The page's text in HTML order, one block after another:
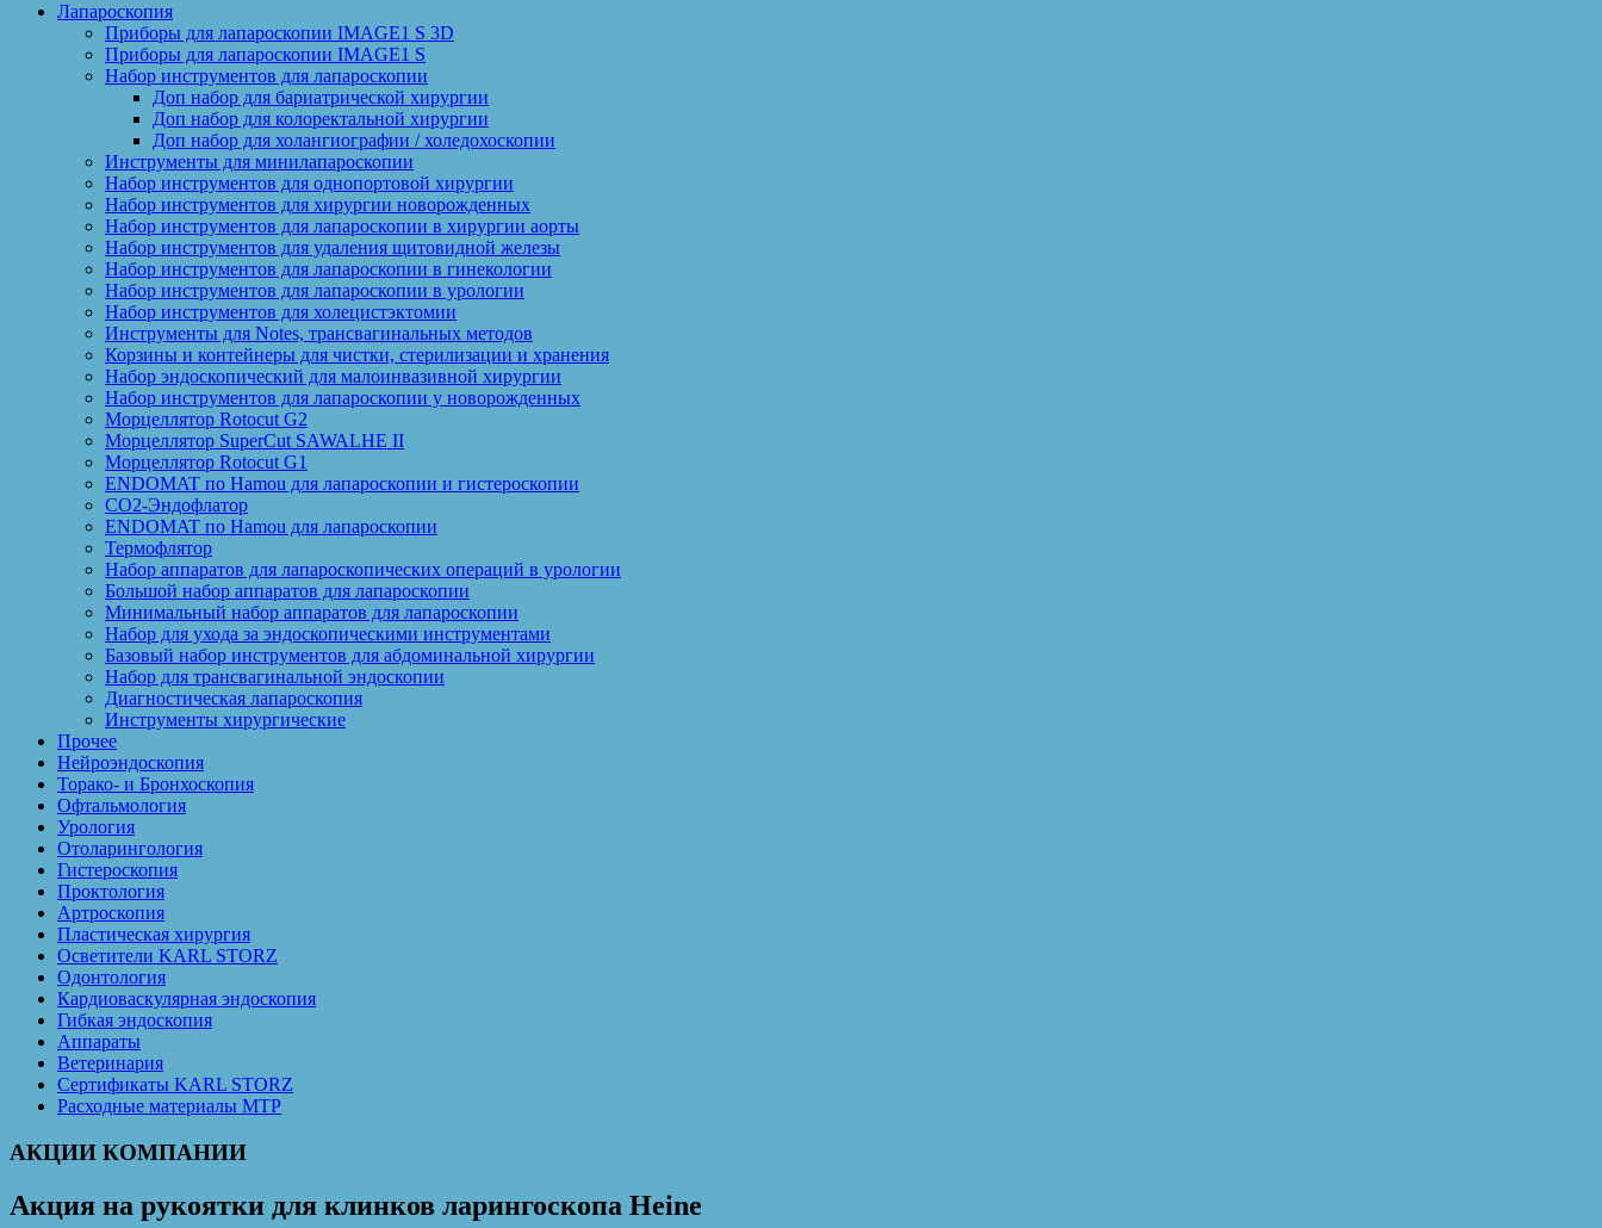
Лапароскопия
Приборы для лапароскопии IMAGE1 S 3D
Приборы для лапароскопии IMAGE1 S
Набор инструментов для лапароскопии
Доп набор для бариатрической хирургии
Доп набор для колоректальной хирургии
Доп набор для холангиографии / холедохоскопии
Инструменты для минилапароскопии
Набор инструментов для однопортовой хирургии
Набор инструментов для хирургии новорожденных
Набор инструментов для лапароскопии в хирургии аорты
Набор инструментов для удаления щитовидной железы
Набор инструментов для лапароскопии в гинекологии
Набор инструментов для лапароскопии в урологии
Набор инструментов для холецистэктомии
Инструменты для Notes, трансвагинальных методов
Корзины и контейнеры для чистки, стерилизации и хранения
Набор эндоскопический для малоинвазивной хирургии
Набор инструментов для лапароскопии у новорожденных
Морцеллятор Rotocut G2
Морцеллятор SuperCut SAWALHE II
Морцеллятор Rotocut G1
ENDOMAT по Hamou для лапароскопии и гистероскопии
CO2-Эндофлатор
ENDOMAT по Hamou для лапароскопии
Термофлятор
Набор аппаратов для лапароскопических операций в урологии
Большой набор аппаратов для лапароскопии
Минимальный набор аппаратов для лапароскопии
Набор для ухода за эндоскопическими инструментами
Базовый набор инструментов для абдоминальной хирургии
Набор для трансвагинальной эндоскопии
Диагностическая лапароскопия
Инструменты хирургические
Прочее
Нейроэндоскопия
Торако- и Бронхоскопия
Офтальмология
Урология
Отоларингология
Гистероскопия
Проктология
Артроскопия
Пластическая хирургия
Осветители KARL STORZ
Одонтология
Кардиоваскулярная эндоскопия
Гибкая эндоскопия
Аппараты
Ветеринария
Сертификаты KARL STORZ
Расходные материалы MTP
АКЦИИ КОМПАНИИ
Акция на рукоятки для клинков ларингоскопа Heine